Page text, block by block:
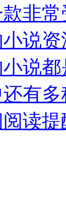
非
说
说
有
读